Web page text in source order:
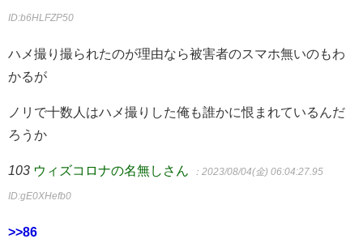
ID:b6HLFZP50
ハメ撮り撮られたのが理由なら被害者のスマホ無いのもわ
かるが
ノリで十数人はハメ撮りした俺も誰かに恨まれているんだ
ろうか
103 ウィズコロナの名無しさん ：2023/08/04(金) 06:04:27.95
ID:gE0XHefb0
>>86